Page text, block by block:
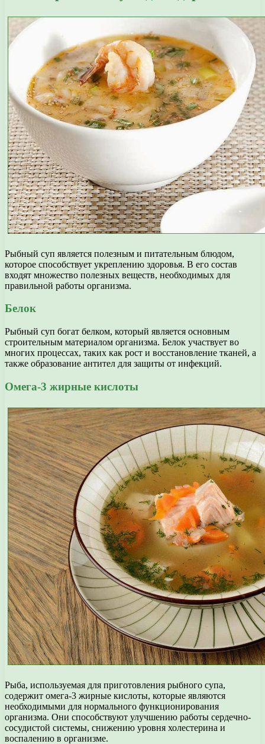
Рыбный суп является полезным и питательным блюдом,
которое способствует укреплению здоровья. В его состав
входят множество полезных веществ, необходимых для
правильной работы организма.
Белок
Рыбный суп богат белком, который является основным
строительным материалом организма. Белок участвует во
многих процессах, таких как рост и восстановление тканей, а
также образование антител для защиты от инфекций.
Омега-3 жирные кислоты
Рыба, используемая для приготовления рыбного супа,
содержит омега-3 жирные кислоты, которые являются
необходимыми для нормального функционирования
организма. Они способствуют улучшению работы сердечно-
сосудистой системы, снижению уровня холестерина и
воспалению в организме.